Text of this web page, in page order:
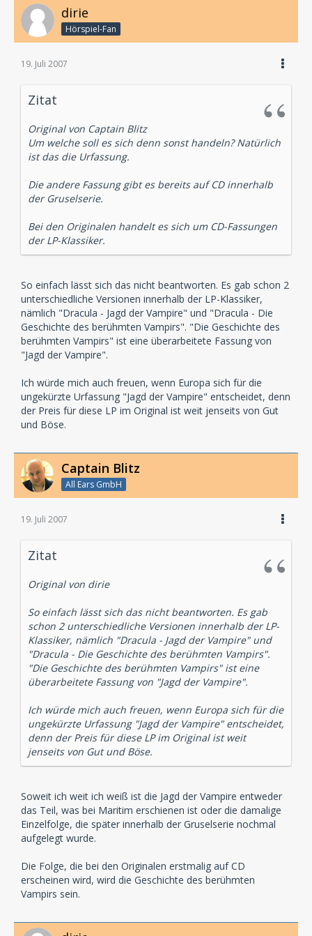
dirie
Hörspiel-Fan
19. Juli 2007
Zitat
Original von Captain Blitz
Um welche soll es sich denn sonst handeln? Natürlich
ist das die Urfassung.
Die andere Fassung gibt es bereits auf CD innerhalb
der Gruselserie.
Bei den Originalen handelt es sich um CD-Fassungen
der LP-Klassiker.
So einfach lässt sich das nicht beantworten. Es gab schon 2
unterschiedliche Versionen innerhalb der LP-Klassiker,
nämlich "Dracula - Jagd der Vampire" und "Dracula - Die
Geschichte des berühmten Vampirs". "Die Geschichte des
berühmten Vampirs" ist eine überarbeitete Fassung von
"Jagd der Vampire".
Ich würde mich auch freuen, wenn Europa sich für die
ungekürzte Urfassung "Jagd der Vampire" entscheidet, denn
der Preis für diese LP im Original ist weit jenseits von Gut
und Böse.
Captain Blitz
All Ears GmbH
19. Juli 2007
Zitat
Original von dirie
So einfach lässt sich das nicht beantworten. Es gab
schon 2 unterschiedliche Versionen innerhalb der LP-
Klassiker, nämlich "Dracula - Jagd der Vampire" und
"Dracula - Die Geschichte des berühmten Vampirs".
"Die Geschichte des berühmten Vampirs" ist eine
überarbeitete Fassung von "Jagd der Vampire".
Ich würde mich auch freuen, wenn Europa sich für die
ungekürzte Urfassung "Jagd der Vampire" entscheidet,
denn der Preis für diese LP im Original ist weit
jenseits von Gut und Böse.
Soweit ich weit ich weiß ist die Jagd der Vampire entweder
das Teil, was bei Maritim erschienen ist oder die damalige
Einzelfolge, die später innerhalb der Gruselserie nochmal
aufgelegt wurde.
Die Folge, die bei den Originalen erstmalig auf CD
erscheinen wird, wird die Geschichte des berühmten
Vampirs sein.